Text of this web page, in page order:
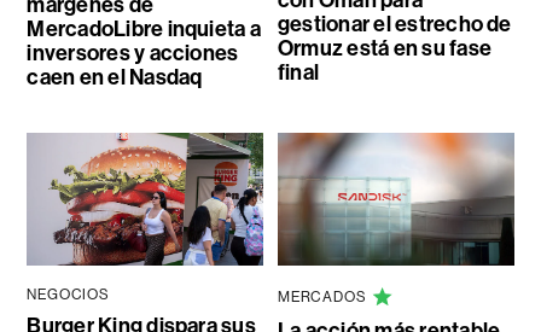
MercadoLibre inquieta a
inversores y acciones
caen en el Nasdaq
gestionar el estrecho de
Ormuz está en su fase
final
NEGOCIOS
Burger King dispara sus
MERCADOS